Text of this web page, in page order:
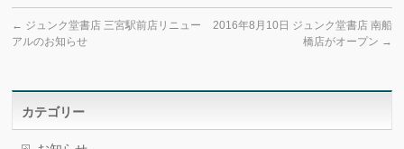
← ジュンク堂書店 三宮駅前店リニュー
アルのお知らせ
2016年8月10日 ジュンク堂書店 南船
橋店がオープン →
カテゴリー